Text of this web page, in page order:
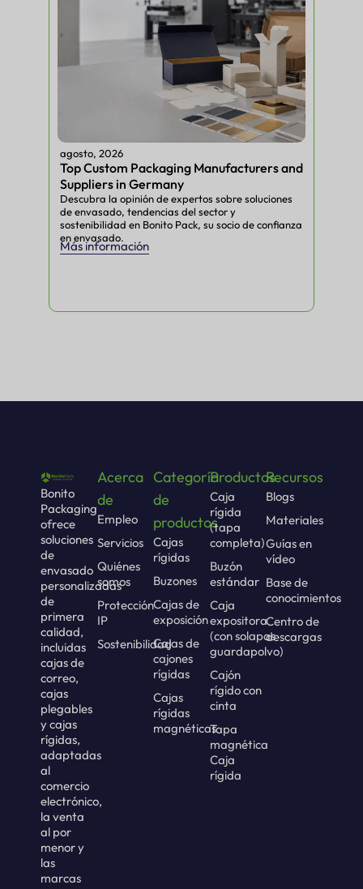
agosto, 2026
Top Custom Packaging Manufacturers and
Suppliers in Germany
Descubra la opinión de expertos sobre soluciones
de envasado, tendencias del sector y
sostenibilidad en Bonito Pack, su socio de confianza
en envasado.
Más información
Bonito
Packaging
ofrece
soluciones
de
envasado
personalizadas
de
primera
calidad,
incluidas
cajas de
correo,
cajas
plegables
y cajas
rígidas,
adaptadas
al
comercio
electrónico,
la venta
al por
menor y
las
marcas
Acerca
de
Empleo
Servicios
Quiénes
somos
Protección
IP
Sostenibilidad
Categoría
de
productos
Cajas
rígidas
Buzones
Cajas de
exposición
Cajas de
cajones
rígidas
Cajas
rígidas
magnéticas
Productos
Caja
rígida
(tapa
completa)
Buzón
estándar
Caja
expositora
(con solapas
guardapolvo)
Cajón
rígido con
cinta
Tapa
magnética
Caja
rígida
Recursos
Blogs
Materiales
Guías en
vídeo
Base de
conocimientos
Centro de
descargas